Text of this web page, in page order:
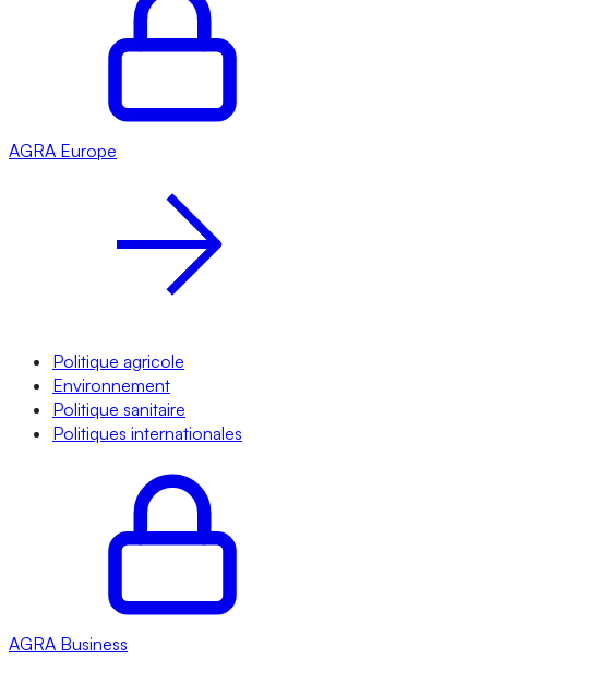
AGRA Europe
Politique agricole
Environnement
Politique sanitaire
Politiques internationales
AGRA Business